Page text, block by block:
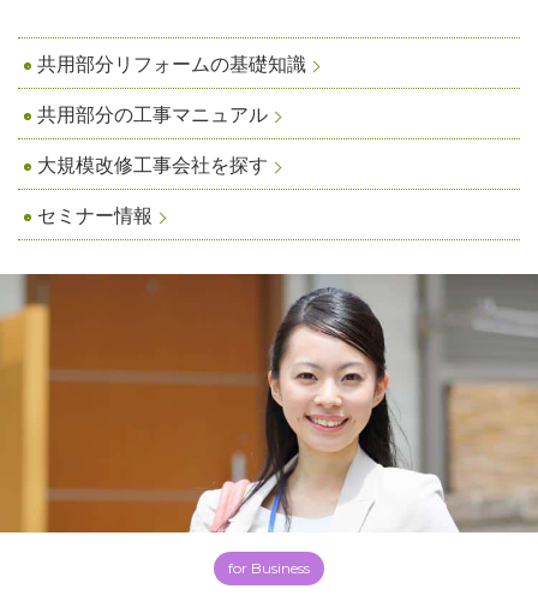
共用部分リフォームの基礎知識
共用部分の工事マニュアル
大規模改修工事会社を探す
セミナー情報
for Business